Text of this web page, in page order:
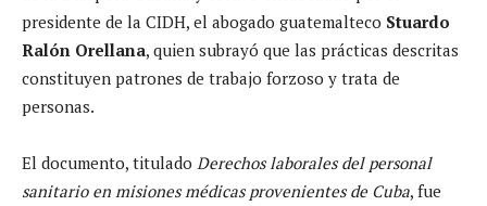
presidente de la CIDH, el abogado guatemalteco Stuardo
Ralón Orellana, quien subrayó que las prácticas descritas
constituyen patrones de trabajo forzoso y trata de
personas.
El documento, titulado Derechos laborales del personal
sanitario en misiones médicas provenientes de Cuba, fue